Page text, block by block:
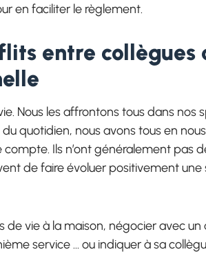
en faciliter le règlement.
entre
Nous les affrontons tous dans nos
quotidien, nous avons tous en
compte. Ils n’ont généralement
de faire évoluer positivement une
de vie à la maison, négocier avec
service … ou indiquer à sa